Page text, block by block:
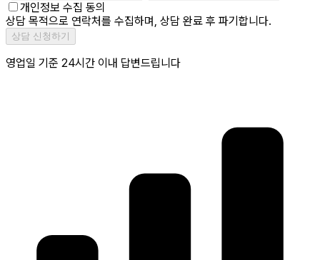
개인정보 수집 동의
상담 목적으로 연락처를 수집하며, 상담 완료 후 파기합니다.
상담 신청하기
영업일 기준 24시간 이내 답변드립니다